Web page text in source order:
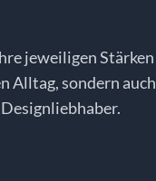
jeweiligen Stärken
Alltag, sondern auch